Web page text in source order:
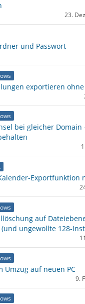
23.
und Passwort
exportieren
bei gleicher Domain
Exportfunktion
auf
ungewollte 128-
Umzug auf neuen PC
9.